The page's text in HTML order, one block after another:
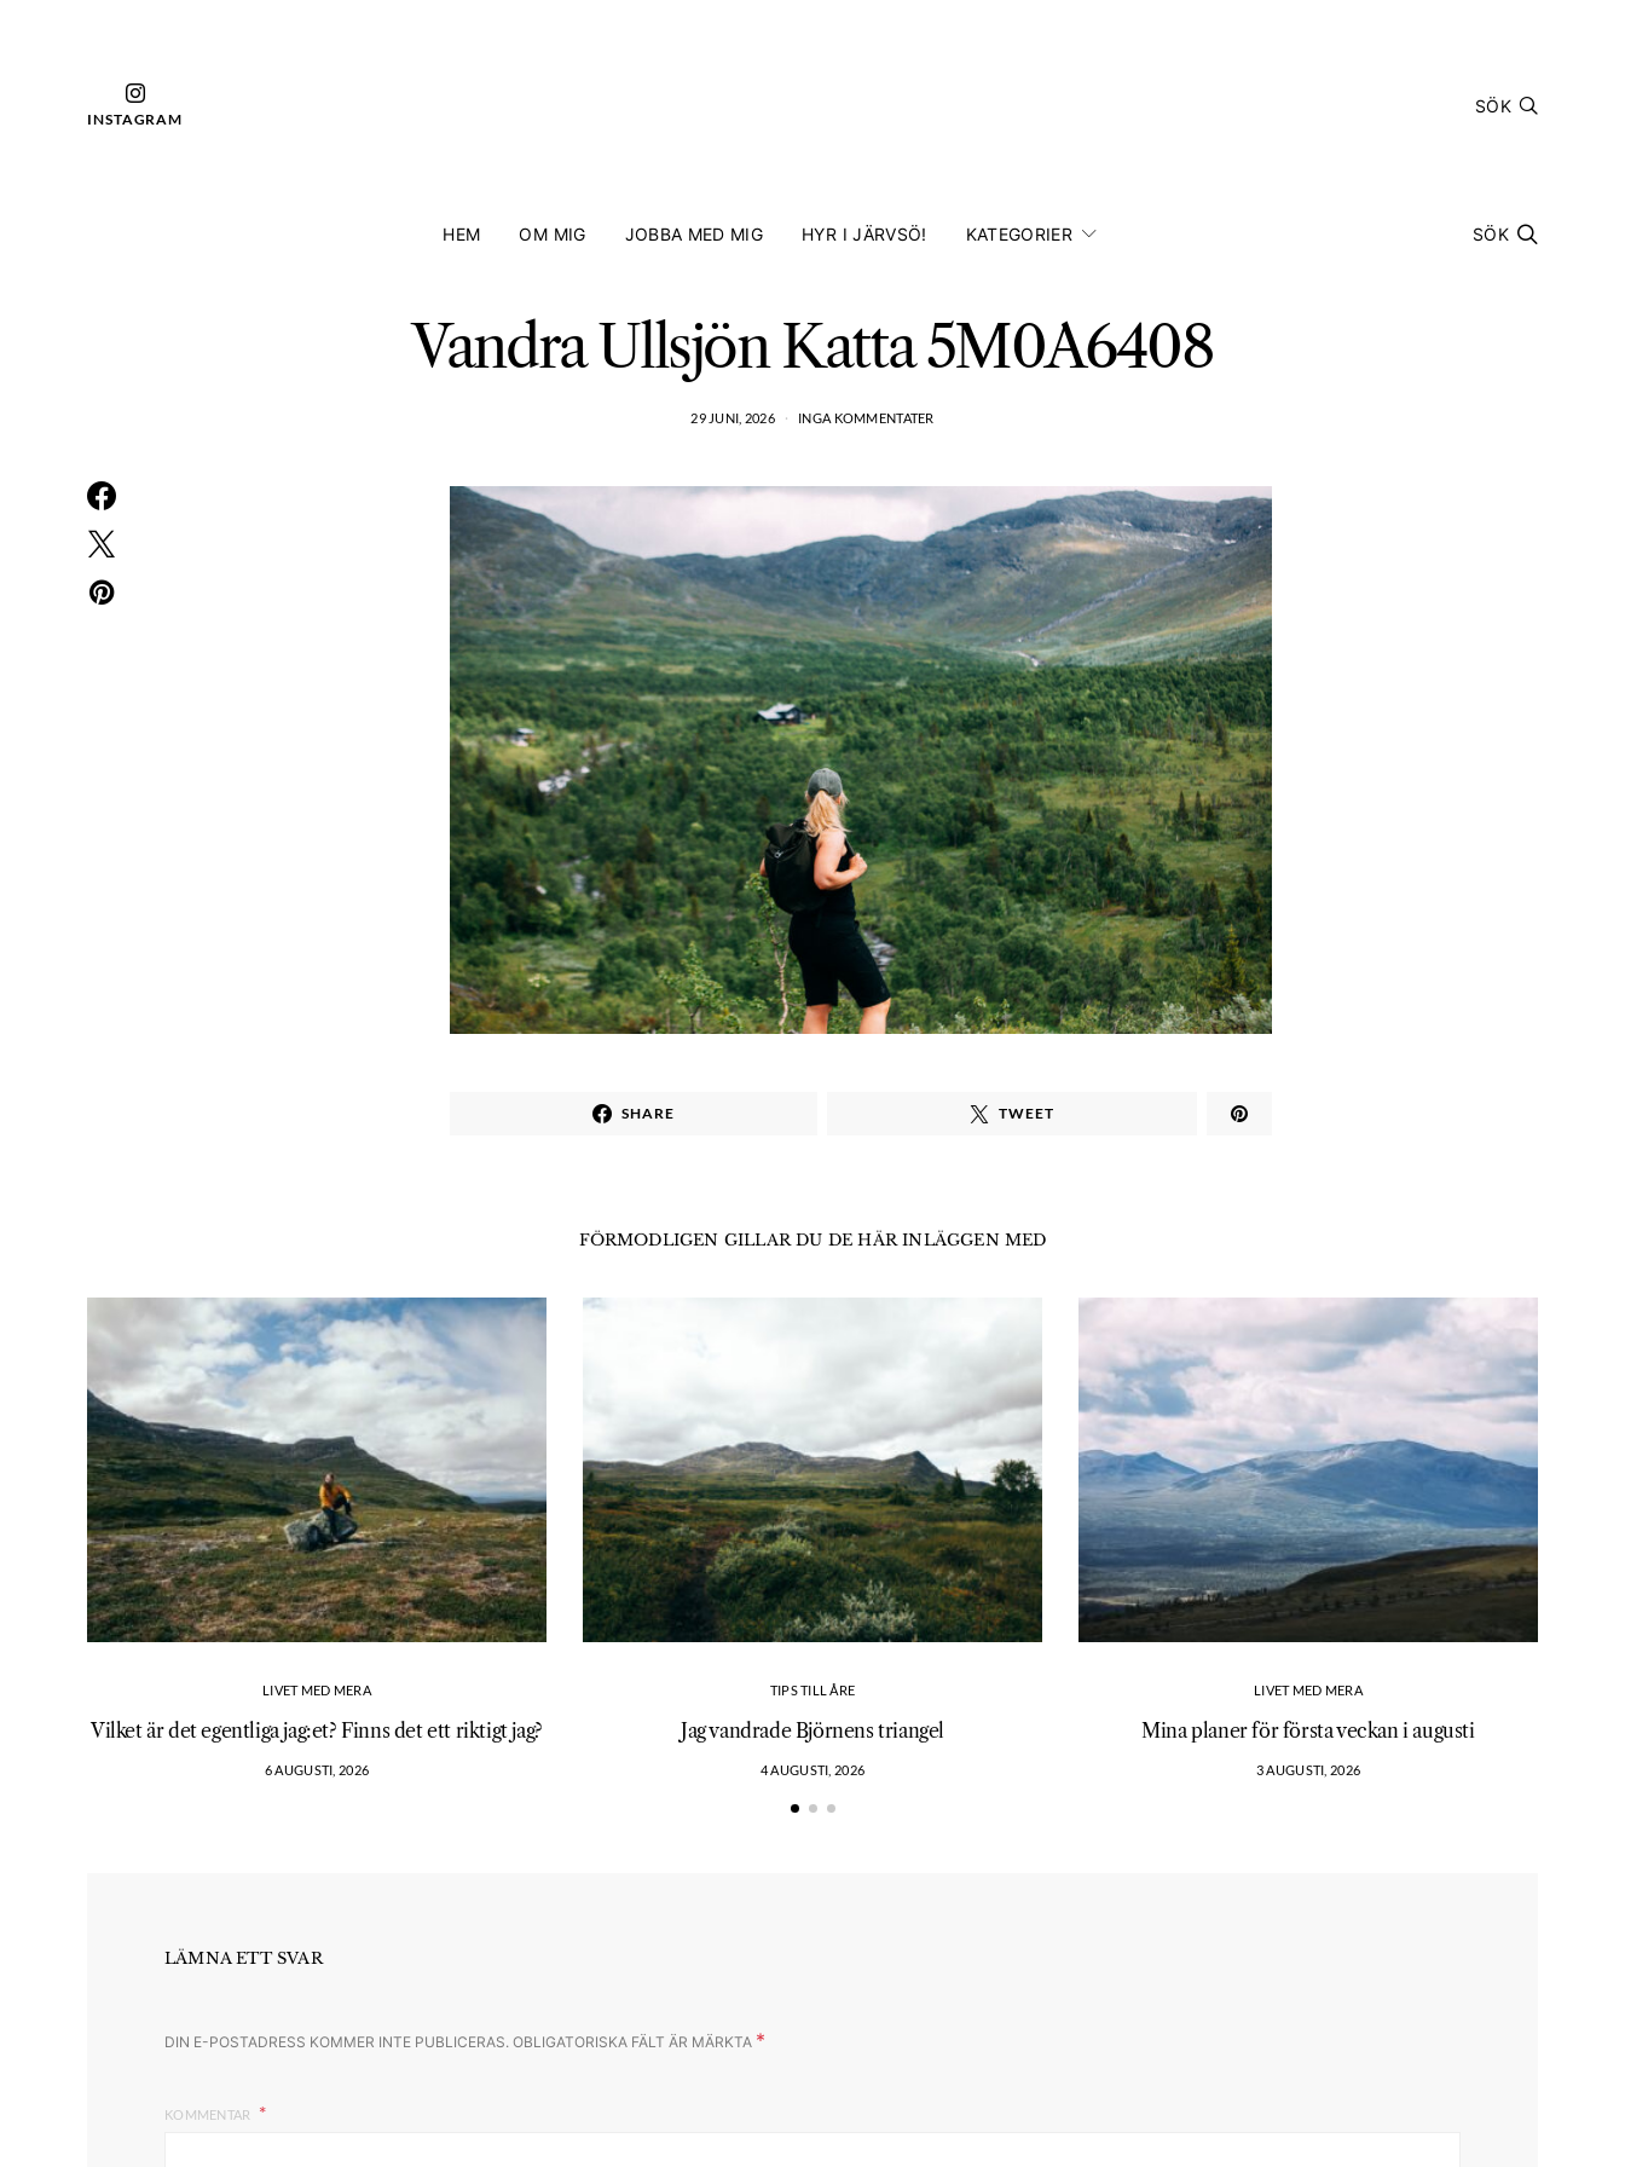
INSTAGRAM
SÖK
HEM OM MIG JOBBA MED MIG HYR I JÄRVSÖ! KATEGORIER SÖK
Vandra Ullsjön Katta 5M0A6408
29 JUNI, 2026 INGA KOMMENTATER
SHARE TWEET
FÖRMODLIGEN GILLAR DU DE HÄR INLÄGGEN MED
LIVET MED MERA
Vilket är det egentliga jag:et? Finns det ett riktigt jag?
6 AUGUSTI, 2026
TIPS TILL ÅRE
Jag vandrade Björnens triangel
4 AUGUSTI, 2026
LIVET MED MERA
Mina planer för första veckan i augusti
3 AUGUSTI, 2026
LÄMNA ETT SVAR
DIN E-POSTADRESS KOMMER INTE PUBLICERAS. OBLIGATORISKA FÄLT ÄR MÄRKTA *
KOMMENTAR